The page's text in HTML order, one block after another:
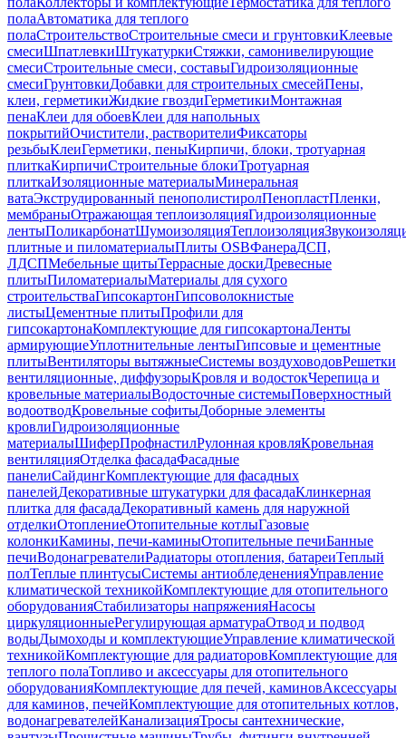
полаАвтоматика для теплого
полаСтроительствоСтроительные смеси и грунтовкиКлеевые
смесиШпатлевкиШтукатуркиСтяжки, самонивелирующие
смесиСтроительные смеси, составыГидроизоляционные
смесиГрунтовкиДобавки для строительных смесейПены,
клеи, герметикиЖидкие гвоздиГерметикиМонтажная
пенаКлеи для обоевКлеи для напольных
покрытийОчистители, растворителиФиксаторы
резьбыКлеиГерметики, пеныКирпичи, блоки, тротуарная
плиткаКирпичиСтроительные блокиТротуарная
плиткаИзоляционные материалыМинеральная
ватаЭкструдированный пенополистиролПенопластПленки,
мембраныОтражающая теплоизоляцияГидроизоляционные
лентыПоликарбонатШумоизоляцияТеплоизоляция
плитные и пиломатериалыПлиты OSBФанераДСП,
ЛДСПМебельные щитыТеррасные доскиДревесные
плитыПиломатериалыМатериалы для сухого
строительстваГипсокартонГипсоволокнистые
листыЦементные плитыПрофили для
гипсокартонаКомплектующие для гипсокартонаЛенты
армирующиеУплотнительные лентыГипсовые и цементные
плитыВентиляторы вытяжныеСистемы воздуховодовРешетки
вентиляционные, диффузорыКровля и водостокЧерепица и
кровельные материалыВодосточные системыПоверхностный
водоотводКровельные софитыДоборные элементы
кровлиГидроизоляционные
материалыШиферПрофнастилРулонная кровляКровельная
вентиляцияОтделка фасадаФасадные
панелиСайдингКомплектующие для фасадных
панелейДекоративные штукатурки для фасадаКлинкерная
плитка для фасадаДекоративный камень для наружной
отделкиОтоплениеОтопительные котлыГазовые
колонкиКамины, печи-каминыОтопительные печиБанные
печиВодонагревателиРадиаторы отопления, батареиТеплый
полТеплые плинтусыСистемы антиобледененияУправление
климатической техникойКомплектующие для отопительного
оборудованияСтабилизаторы напряженияНасосы
циркуляционныеРегулирующая арматураОтвод и подвод
водыДымоходы и комплектующиеУправление климатической
техникойКомплектующие для радиаторовКомплектующие для
теплого полаТопливо и аксессуары для отопительного
оборудованияКомплектующие для печей, каминовАксессуары
для каминов, печейКомплектующие для отопительных котлов,
водонагревателейКанализацияТросы сантехнические,